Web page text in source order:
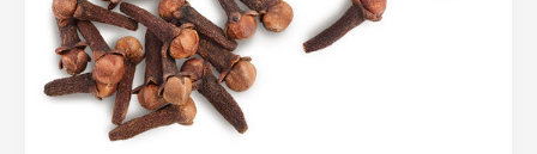
de
plus
en
plus
personnes